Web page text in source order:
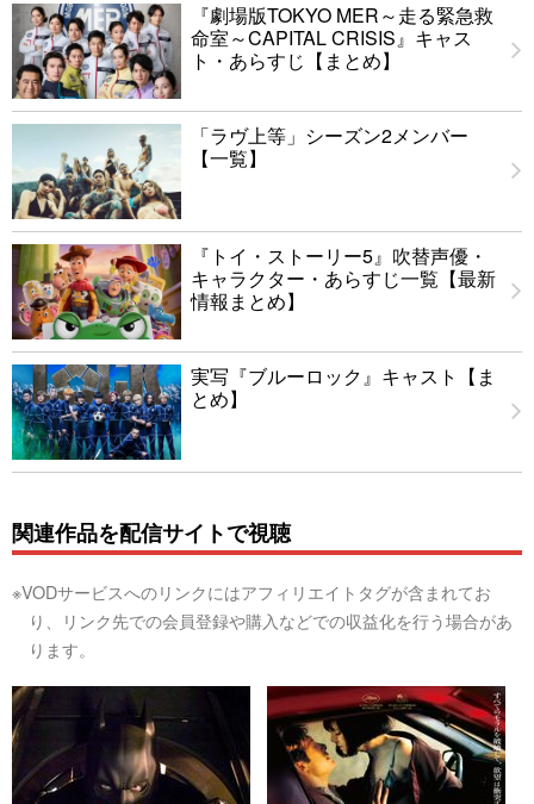
『劇場版TOKYO MER～走る緊急救
命室～CAPITAL CRISIS』キャス
ト・あらすじ【まとめ】
「ラヴ上等」シーズン2メンバー
【一覧】
『トイ・ストーリー5』吹替声優・
キャラクター・あらすじ一覧【最新
情報まとめ】
実写『ブルーロック』キャスト【ま
とめ】
関連作品を配信サイトで視聴
※VODサービスへのリンクにはアフィリエイトタグが含まれてお
り、リンク先での会員登録や購入などでの収益化を行う場合があ
ります。